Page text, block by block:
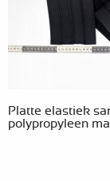
Platte elastiek
polypropyleen